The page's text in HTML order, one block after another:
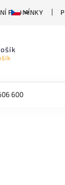
PODMÍNKY
PIVO V PLECHU
600